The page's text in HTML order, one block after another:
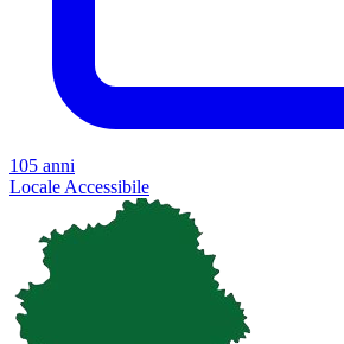
105 anni
Locale Accessibile